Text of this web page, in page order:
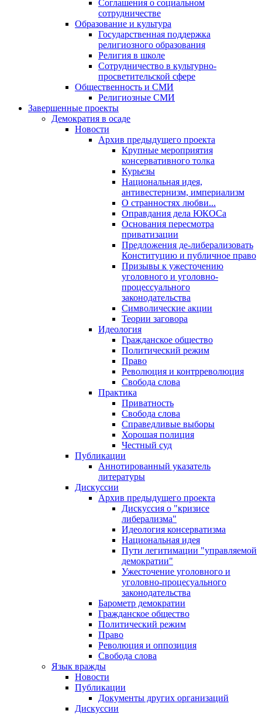
Соглашения о социальном
сотрудничестве
Образование и культура
Государственная поддержка
религиозного образования
Религия в школе
Сотрудничество в культурно-
просветительской сфере
Общественность и СМИ
Религиозные СМИ
Завершенные проекты
Демократия в осаде
Новости
Архив предыдущего проекта
Крупные мероприятия
консервативного толка
Курьезы
Национальная идея,
антивестернизм, империализм
О странностях любви...
Оправдания дела ЮКОСа
Основания пересмотра
приватизации
Предложения де-либерализовать
Конституцию и публичное право
Призывы к ужесточению
уголовного и уголовно-
процессуального
законодательства
Символические акции
Теории заговора
Идеология
Гражданское общество
Политический режим
Право
Революция и контрреволюция
Свобода слова
Практика
Приватность
Свобода слова
Справедливые выборы
Хорошая полиция
Честный суд
Публикации
Аннотированный указатель
литературы
Дискуссии
Архив предыдущего проекта
Дискуссия о "кризисе
либерализма"
Идеология консерватизма
Национальная идея
Пути легитимации "управляемой
демократии"
Ужесточение уголовного и
уголовно-процесуального
законодательства
Барометр демократии
Гражданское общество
Политический режим
Право
Революция и оппозиция
Свобода слова
Язык вражды
Новости
Публикации
Документы других организаций
Дискуссии